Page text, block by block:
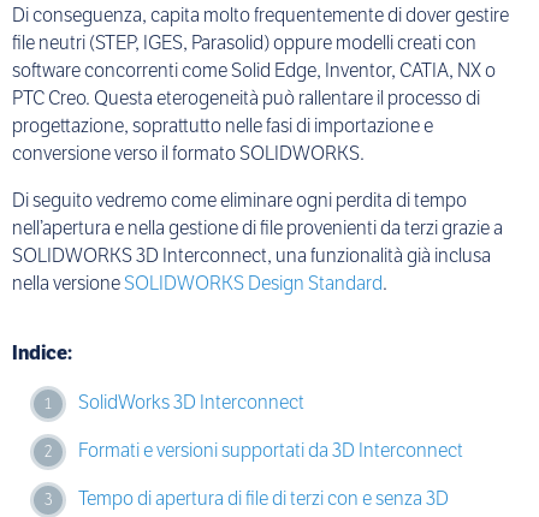
Di conseguenza, capita molto frequentemente di dover gestire
file neutri (STEP, IGES, Parasolid) oppure modelli creati con
software concorrenti come Solid Edge, Inventor, CATIA, NX o
PTC Creo. Questa eterogeneità può rallentare il processo di
progettazione, soprattutto nelle fasi di importazione e
conversione verso il formato SOLIDWORKS.
Di seguito vedremo come eliminare ogni perdita di tempo
nell’apertura e nella gestione di file provenienti da terzi grazie a
SOLIDWORKS 3D Interconnect, una funzionalità già inclusa
nella versioneSOLIDWORKS Design Standard.
Indice:
SolidWorks 3D Interconnect
Formati e versioni supportati da 3D Interconnect
Tempo di apertura di file di terzi con e senza 3D